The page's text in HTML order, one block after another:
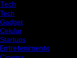
Tech
Tech
Gadget
Celular
Startups
Entretenimento